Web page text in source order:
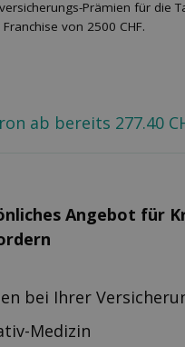
Prämien für die
von 2500 CHF.
ab bereits 277.40
Angebot für
bei Ihrer
Medizin